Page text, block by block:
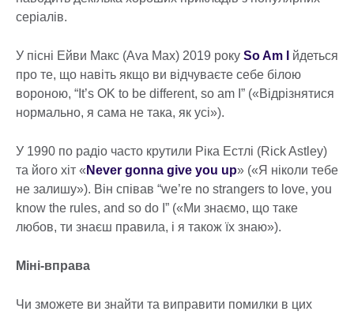
серіалів.
У пісні Ейви Макс (Ava Max) 2019 року So Am I
йдеться
про те, що навіть якщо ви відчуваєте себе білою
вороною, “It’s OK to be different, so am I” («Відрізнятися
нормально, я сама не така, як усі»).
У 1990 по радіо часто крутили Ріка Естлі (Rick Astley)
та його хіт « Never gonna give you up» («Я ніколи тебе
не залишу»). Він співав “we’re no strangers to love, you
know the rules, and so do I” («Ми знаємо, що таке
любов, ти знаєш правила, і я також їх знаю»).
Міні-вправа
Чи зможете ви знайти та виправити помилки в цих